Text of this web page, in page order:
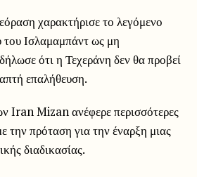
χαρακτήρισε το λεγόμενο
του Ισλαμαμπάντ ως μη
ότι η Τεχεράνη δεν θα προβεί
επαλήθευση.
Iran Mizan ανέφερε περισσότερες
την πρόταση για την έναρξη μιας
διαδικασίας.